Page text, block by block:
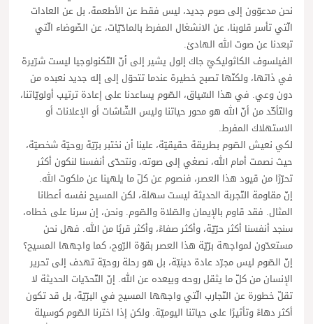
نحن مدعوّون إلى صوم جديد، ليس فقط عن الأطعمة، بل عن العادات
الّتي تأسر قلوبنا، عن الانشغال المفرط بالمادّيّات، عن الضّوضاء الّتي
تبعدنا عن صوت الله الهادئ.
الفيلسوف الكاثوليكيّ جاك إلول يشير إلى أنّ التّكنولوجيا ليست شرّيرة
في ذاتها، ولكنّها تصبح خطيرة عندما تتحوّل إلى إله جديد نعبده من
دون وعي. في هذا السّياق، الصّوم يساعدنا على إعادة ترتيب أولويّاتنا،
والتّأكّد من أنّ الله هو محور حياتنا وليس الشّاشات أو الإعلانات أو
الاستهلاك المفرط.
لكي نعيش الصّوم بطريقة حقيقيّة، علينا أن نختبر برّيّة روحيّة شخصيّة،
حيث نصمت أمام الله، نصغي إلى صوته، ونتحدّى أنفسنا لنكون أكثر
تحرّرًا من قيود هذا العصر، فنصوم عن كلّ ما يلهينا عن ملكوت الله.
إنّ مقاومة التّجربة الحديثة ليست سهلة، لكن المسيح نفسه أعطانا
المثال. فقد قاوم بالإيمان والصّلاة والصّوم. ونحن، إن سرنا على خطاه،
سنجد أنفسنا أكثر حرّيّة، وأكثر صفاءً، وأكثر قربًا من الله. فهل نحن
مستعدّون لمواجهة برّيّة هذا العصر بقوّة الرّوح، كما واجهها المسيح؟
إنّ الصّوم ليس مجرّد عادة دينيّة، بل هو رحلة روحيّة تهدف إلى تحرير
الإنسان من كلّ ما يثقل روحه ويبعده عن الله. إنّ التّحدّيات الحديثة لا
تقلّ خطورة عن التّجارب الّتي واجهها المسيح في البرّيّة، بل قد تكون
أكثر دهاءً وتأثيرًا على حياتنا اليوميّة. ولكن إذا اخترنا الصّوم كوسيلة